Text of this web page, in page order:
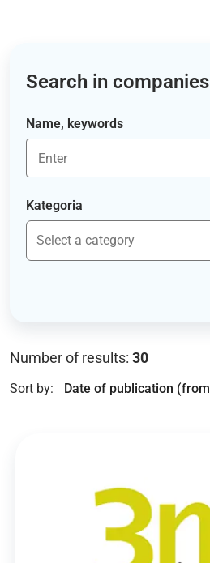
Search in companies
Name, keywords
Kategoria
Number of results: 30
Sort by: